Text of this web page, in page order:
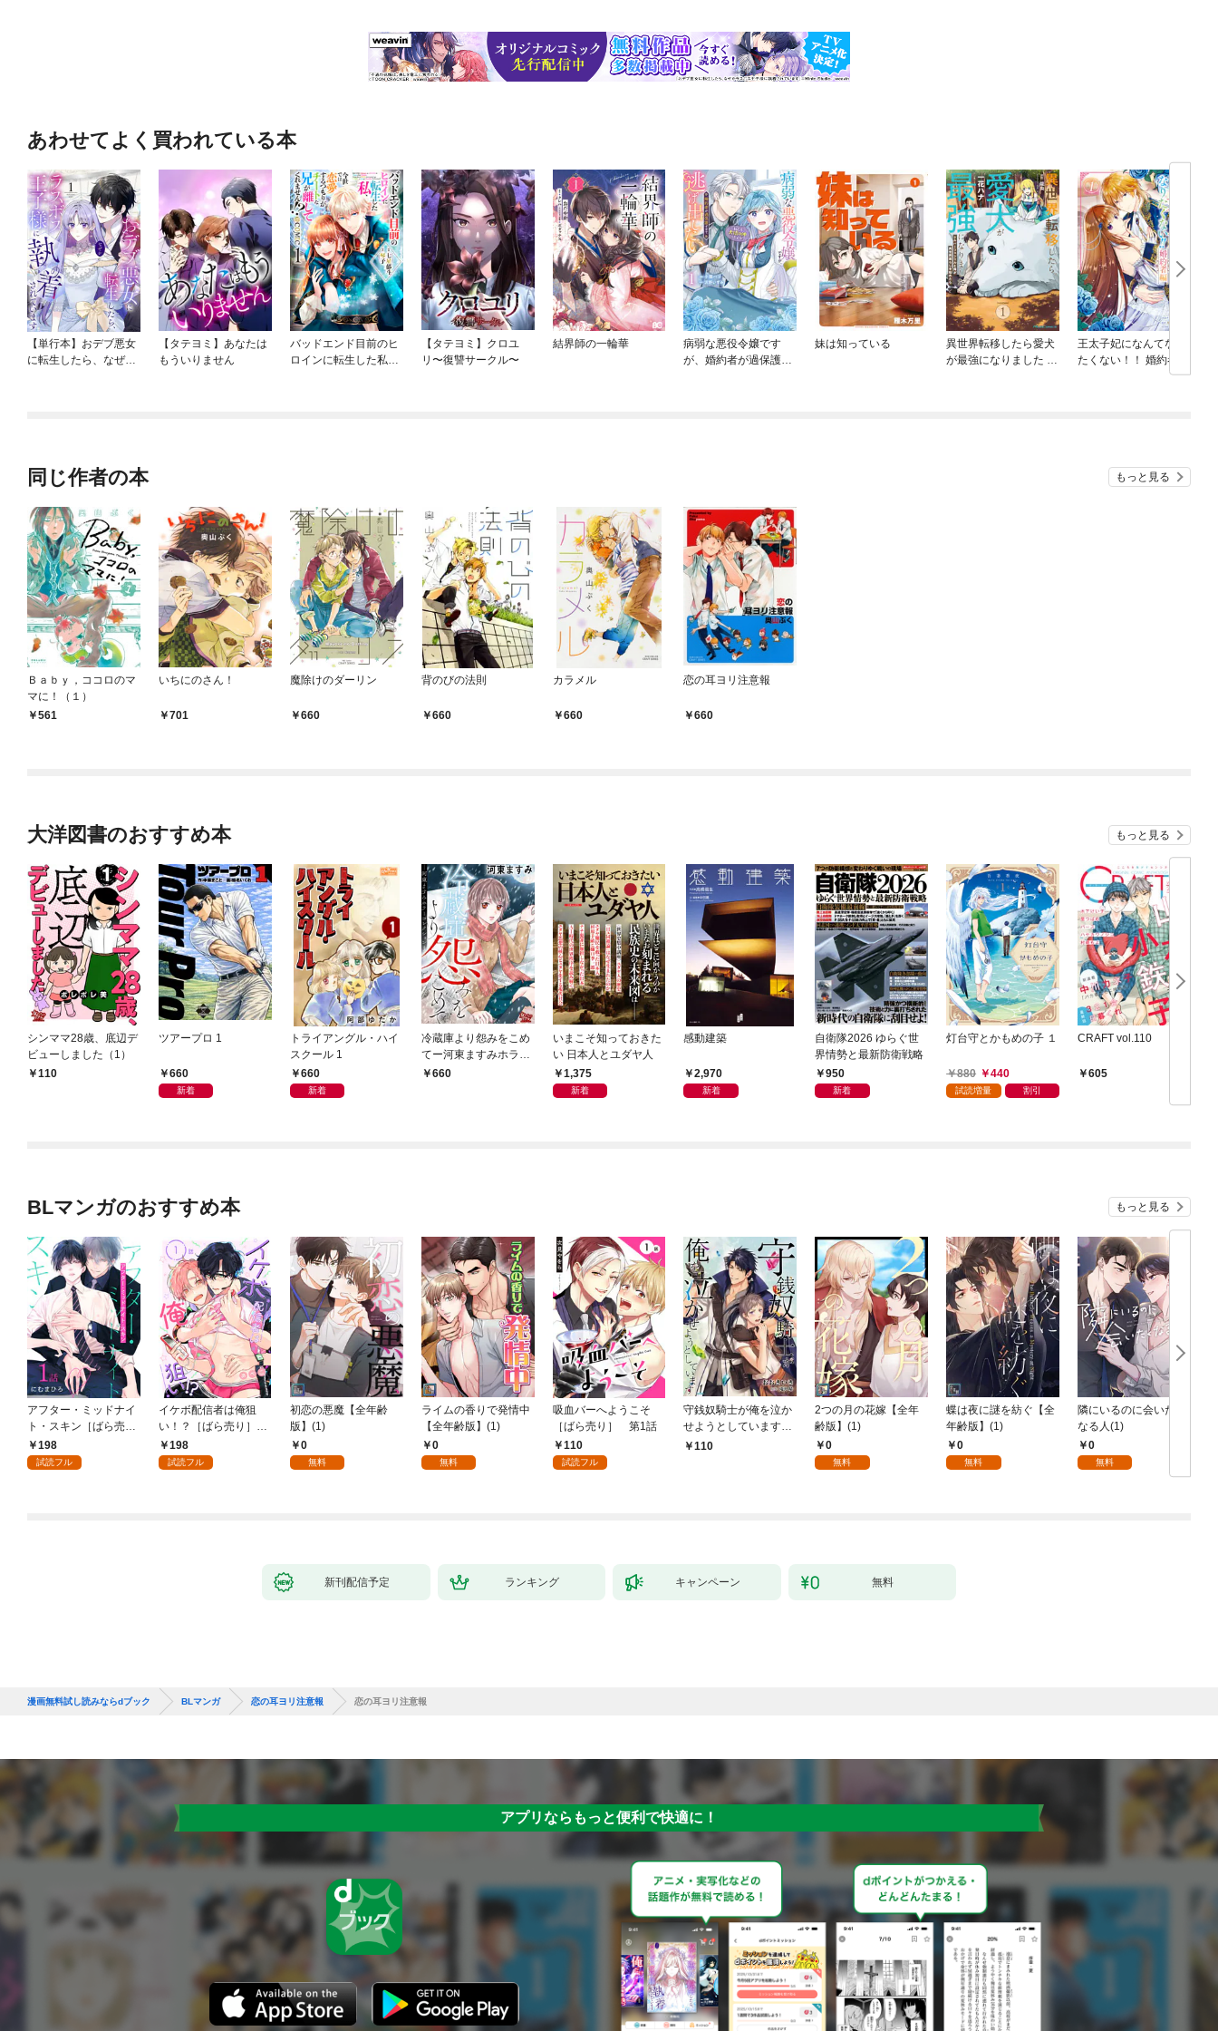
あわせてよく買われている本
【単行本】おデブ悪女
に転生したら、なぜか
【タテヨミ】あなたは
もういりません
バッドエンド目前のヒ
ロインに転生した私、
【タテヨミ】クロユ
リ〜復讐サークル〜
結界師の一輪華
病弱な悪役令嬢です
が、婚約者が過保護す
妹は知っている
異世界転移したら愛犬
が最強になりました ～
王太子妃になんてなり
たくない！！ 婚約者編
同じ作者の本 もっと見る
Ｂａｂｙ，ココロのマ
マに！（１）
561
いちにのさん！
701
魔除けのダーリン
660
背のびの法則
660
カラメル
660
恋の耳ヨリ注意報
660
大洋図書のおすすめ本 もっと見る
シンママ28歳、底辺デ
ビューしました（1）
110
ツアープロ 1
660
新着
トライアングル・ハイ
スクール 1
660
新着
冷蔵庫より怨みをこめ
てー河東ますみホラー
コレクション 1ー
660
いまこそ知っておきた
い 日本人とユダヤ人
1,375
新着
感動建築
2,970
新着
自衛隊2026 ゆらぐ世
界情勢と最新防衛戦略
950
新着
灯台守とかもめの子 １
880 440
試読増量 割引
CRAFT vol.110
605
BLマンガのおすすめ本 もっと見る
アフター・ミッドナイ
ト・スキン［ばら売
り］ 第1話
198
試読フル
イケボ配信者は俺狙
い！？［ばら売り］
第1話
198
試読フル
初恋の悪魔【全年齢
版】(1)
0
無料
ライムの香りで発情中
【全年齢版】(1)
0
無料
吸血バーへようこそ
［ばら売り］ 第1話
110
試読フル
守銭奴騎士が俺を泣か
せようとしています
【単話】 1
110
2つの月の花嫁【全年
齢版】(1)
0
無料
蝶は夜に謎を紡ぐ【全
年齢版】(1)
0
無料
隣にいるのに会いたく
なる人(1)
0
無料
新刊配信予定 ランキング キャンペーン 無料
漫画無料試し読みならdブック BLマンガ 恋の耳ヨリ注意報 恋の耳ヨリ注意報
アプリならもっと便利で快適に！